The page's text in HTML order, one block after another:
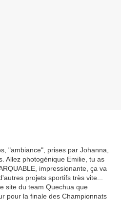
"ambiance", prises par Johanna,
Allez photogénique Emilie, tu as
impressionante, ça va
projets sportifs très vite...
site du team Quechua que
pour la finale des Championnats